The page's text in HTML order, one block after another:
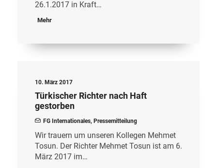
26.1.2017 in Kraft…
Mehr
10. März 2017
Türkischer Richter nach Haft
gestorben
FG Internationales, Pressemitteilung
Wir trauern um unseren Kollegen Mehmet
Tosun. Der Richter Mehmet Tosun ist am 6.
März 2017 im…